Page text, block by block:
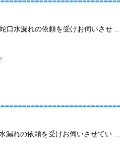
口水漏れの依頼を受けお伺いさせ …
漏れの依頼を受けお伺いさせてい …